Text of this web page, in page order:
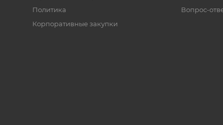
Политика
Корпоративные закупки
Вопрос-